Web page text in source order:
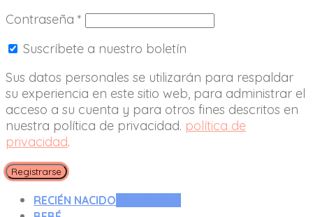
Contraseña *
Suscríbete a nuestro boletín
Sus datos personales se utilizarán para respaldar
su experiencia en este sitio web, para administrar el
acceso a su cuenta y para otros fines descritos en
nuestra política de privacidad. política de
privacidad.
Registrarse
RECIÉN NACIDO